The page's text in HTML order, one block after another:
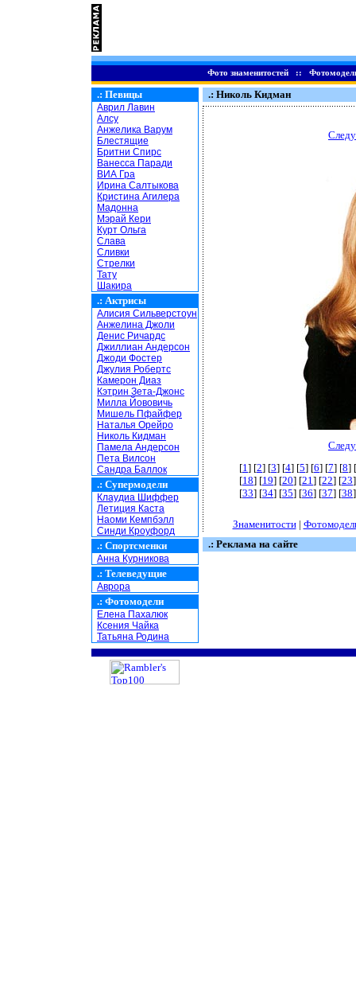
Фото знаменитостей::
.: Певицы
Аврил Лавин
Алсу
Анжелика Варум
Блестящие
Бритни Спирс
Ванесса Паради
ВИА Гра
Ирина Салтыкова
Кристина Агилера
Мадонна
Мэрай Кери
Курт Ольга
Слава
Сливки
Стрелки
Тату
Шакира
.: Актрисы
Алисия Сильверстоун
Анжелина Джоли
Денис Ричардс
Джиллиан Андерсон
Джоди Фостер
Джулия Робертс
Камерон Диаз
Кэтрин Зета-Джонс
Милла Йововичь
Мишель Пфайфер
Наталья Орейро
Николь Кидман
Памела Андерсон
Пета Вилсон
Сандра Баллок
.: Супермодели
Клаудиа Шиффер
Летиция Каста
Наоми Кемпбэлл
Синди Кроуфорд
.: Спортсменки
Анна Курникова
.: Телеведущие
Аврора
.: Фотомодели
Елена Пахалюк
Ксения Чайка
Татьяна Родина
.: Николь Кидман
[1] [2] [3] [4] [5] [6] [7] [8] [
[18] [19] [20] [21] [22] [23
[33] [34] [35] [36] [37] [38
Знаменитости|
.: Реклама на сайте